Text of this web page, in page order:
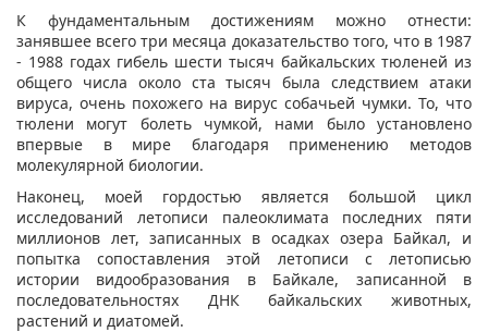
К фундаментальным достижениям можно отнести:
занявшее всего три месяца доказательство того, что в 1987
- 1988 годах гибель шести тысяч байкальских тюленей из
общего числа около ста тысяч была следствием атаки
вируса, очень похожего на вирус собачьей чумки. То, что
тюлени могут болеть чумкой, нами было установлено
впервые в мире благодаря применению методов
молекулярной биологии.
Наконец, моей гордостью является большой цикл
исследований летописи палеоклимата последних пяти
миллионов лет, записанных в осадках озера Байкал, и
попытка сопоставления этой летописи с летописью
истории видообразования в Байкале, записанной в
последовательностях ДНК байкальских животных,
растений и диатомей.